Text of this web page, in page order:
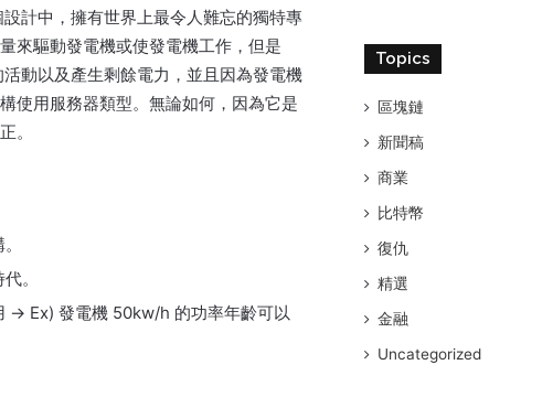
計中，擁有世界上最令人難忘的獨特專
來驅動發電機或使發電機工作，但是
動以及產生剩餘電力，並且因為發電機
使用服務器類型。 無論如何，因為它是
。
。
-> Ex) 發電機 50kw/h 的功率年齡可以
Topics
區塊鏈
新聞稿
商業
比特幣
復仇
精選
金融
Uncategorized